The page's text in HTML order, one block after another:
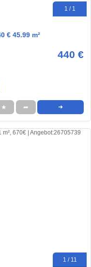
1 / 1
€ 45.99 m²
440 €
★ ➦ ➜
1 / 11